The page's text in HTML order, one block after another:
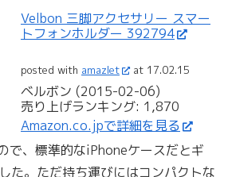
Velbon 三脚アクセサリー スマー
トフォンホルダー 392794
posted with amazlet at 17.02.15
ベルボン (2015-02-06)
売り上げランキング: 1,870
Amazon.co.jpで詳細を見る
で、標準的なiPhoneケースだとギ
た。ただ持ち運びにはコンパクトな